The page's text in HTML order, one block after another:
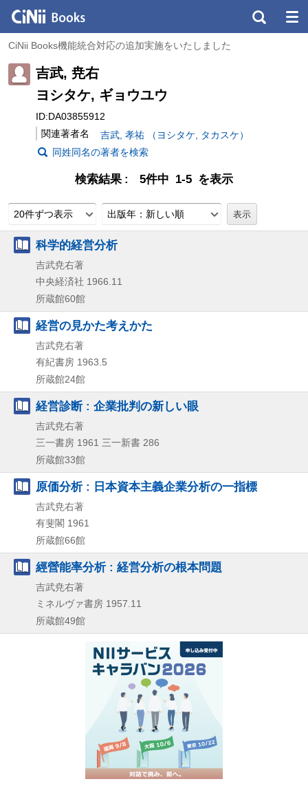
CiNii Books機能統合対応の追加実施をいたしました
吉武, 尭右
ヨシタケ, ギョウユウ
ID:DA03855912
関連著者名
吉武, 孝祐 （ヨシタケ, タカスケ）
同姓同名の著者を検索
検索結果 5件中 1-5 を表示
20件ずつ表示 出版年：新しい順
科学的経営分析
吉武尭右著
中央経済社 1966.11
所蔵館60館
経営の見かた考えかた
吉武尭右著
有紀書房 1963.5
所蔵館24館
経営診断 : 企業批判の新しい眼
吉武尭右著
三一書房 1961 三一新書 286
所蔵館33館
原価分析 : 日本資本主義企業分析の一指標
吉武尭右著
有斐閣 1961
所蔵館66館
經營能率分析 : 経営分析の根本問題
吉武尭右著
ミネルヴァ書房 1957.11
所蔵館49館